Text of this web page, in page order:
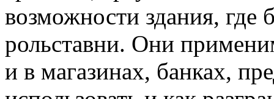
возможности здания, где
рольставни. Они
и в магазинах, банках,